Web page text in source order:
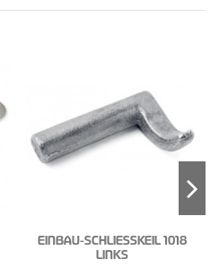
EINBAU-SCHLIESSKEIL 1018
LINKS